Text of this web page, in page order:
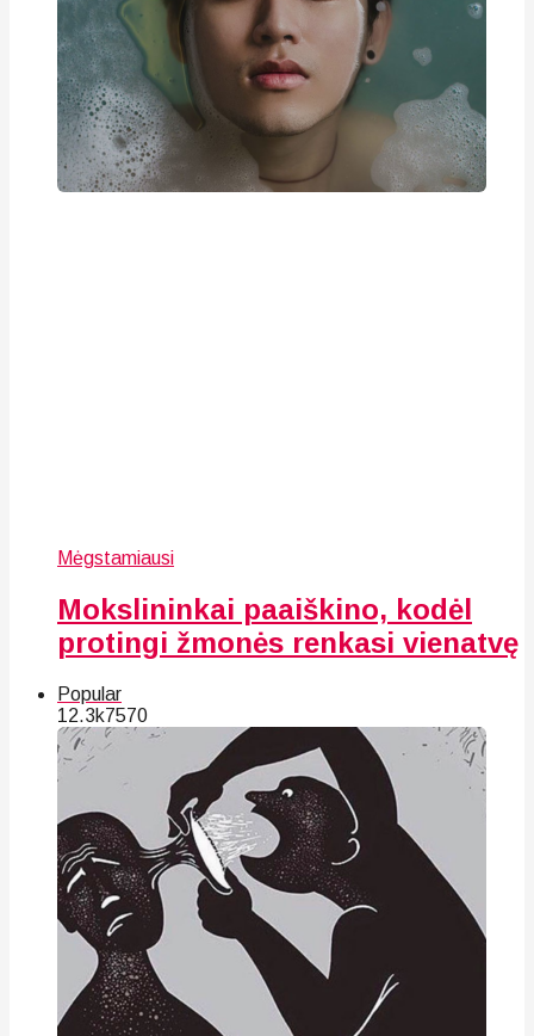
Mėgstamiausi
Mokslininkai paaiškino, kodėl
protingi žmonės renkasi vienatvę
Popular
12.3k7570